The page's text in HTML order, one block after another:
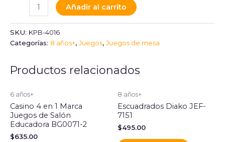
Añadir al carrito
SKU: KPB-4016
Categorías: 8 años+, Juegos, Juegos de mesa
Productos relacionados
6 años+
Casino 4 en 1 Marca
Juegos de Salón
Educadora BG0071-2
$635.00
8 años+
Escuadrados Diako JEF-
7151
$495.00